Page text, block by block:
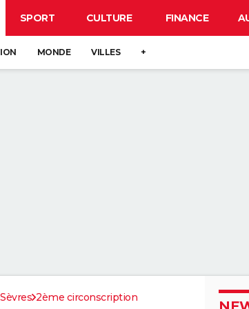
SPORT CULTURE FINANCE
MONDE VILLES +
2ème circonscription